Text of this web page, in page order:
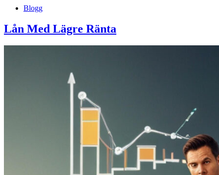
Blogg
Lån Med Lägre Ränta